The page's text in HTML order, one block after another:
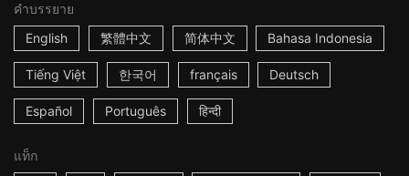
คำบรรยาย
English
繁體中文 简体中文 Bahasa Indonesia
Tiếng Việt 한국어 français Deutsch
Español Português हिन्दी
แท็ก